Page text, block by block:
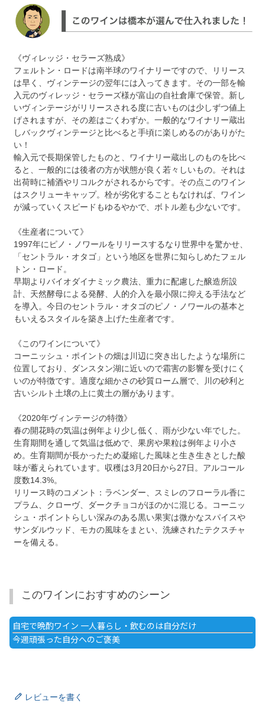
《ヴィレッジ・セラーズ熟成》
フェルトン・ロードは南半球のワイナリーですので、リリース
は早く、ヴィンテージの翌年には入ってきます。その一部を輸
入元のヴィレッジ・セラーズ様が富山の自社倉庫で保管。新し
いヴィンテージがリリースされる度に古いものは少しずつ値上
げされますが、その差はごくわずか。一般的なワイナリー蔵出
しバックヴィンテージと比べると手頃に楽しめるのがありがた
い！
輸入元で長期保管したものと、ワイナリー蔵出しのものを比べ
ると、一般的には後者の方が状態が良く若々しいもの。それは
出荷時に補酒やリコルクがされるからです。その点このワイン
はスクリューキャップ。栓が劣化することもなければ、ワイン
が減っていくスピードもゆるやかで、ボトル差も少ないです。
《生産者について》
1997年にピノ・ノワールをリリースするなり世界中を驚かせ、
「セントラル・オタゴ」という地区を世界に知らしめたフェル
トン・ロード。
早期よりバイオダイナミック農法、重力に配慮した醸造所設
計、天然酵母による発酵、人的介入を最小限に抑える手法など
を導入。今日のセントラル・オタゴのピノ・ノワールの基本と
もいえるスタイルを築き上げた生産者です。
《このワインについて》
コーニッシュ・ポイントの畑は川辺に突き出したような場所に
位置しており、ダンスタン湖に近いので霜害の影響を受けにく
いのが特徴です。適度な細かさの砂質ローム層で、川の砂利と
古いシルト土壌の上に黄土の層があります。
《2020年ヴィンテージの特徴》
春の開花時の気温は例年より少し低く、雨が少ない年でした。
生育期間を通して気温は低めで、果房や果粒は例年より小さ
め。生育期間が長かったため凝縮した風味と生き生きとした酸
味が蓄えられています。収穫は3月20日から27日。アルコール
度数14.3%。
リリース時のコメント：ラベンダー、スミレのフローラル香に
プラム、クローヴ、ダークチョコがほのかに混じる。コーニッ
シュ・ポイントらしい深みのある黒い果実は微かなスパイスや
サンダルウッド、モカの風味をまとい、洗練されたテクスチャ
ーを備える。
このワインにおすすめのシーン
自宅で晩酌ワイン 一人暮らし・飲むのは自分だけ
今週頑張った自分へのご褒美
レビューを書く